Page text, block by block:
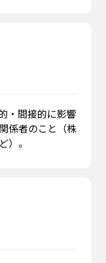
・間接的に影響
係者のこと（株
）。